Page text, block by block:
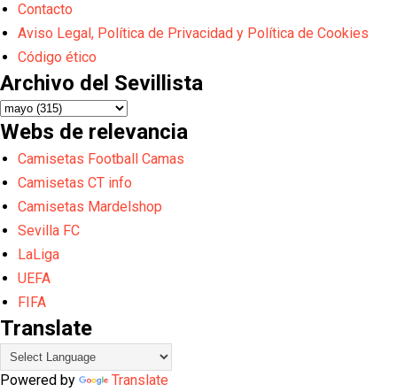
Contacto
Aviso Legal, Política de Privacidad y Política de Cookies
Código ético
Archivo del Sevillista
Webs de relevancia
Camisetas Football Camas
Camisetas CT info
Camisetas Mardelshop
Sevilla FC
LaLiga
UEFA
FIFA
Translate
Powered by
Translate